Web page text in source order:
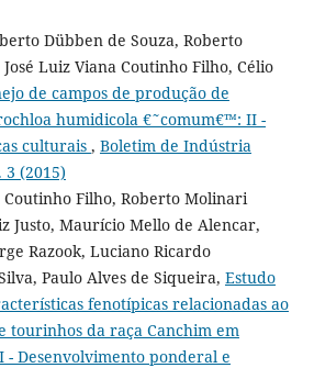
Dübben de Souza, Roberto
Luiz Viana Coutinho Filho, Célio
de campos de produção de
humidicola €˜comum€™: II -
culturais , Boletim de Indústria
3 (2015)
Coutinho Filho, Roberto Molinari
Justo, Maurício Mello de Alencar,
Razook, Luciano Ricardo
Paulo Alves de Siqueira, Estudo
fenotípicas relacionadas ao
tourinhos da raça Canchim em
- Desenvolvimento ponderal e